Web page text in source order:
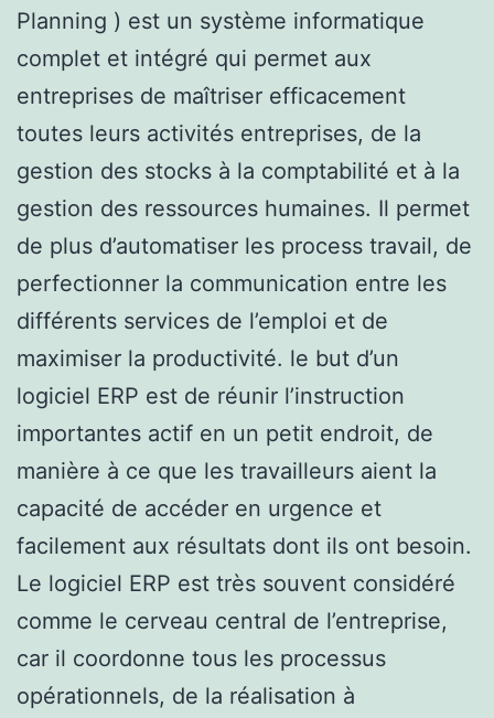
Planning ) est un système informatique
complet et intégré qui permet aux
entreprises de maîtriser efficacement
toutes leurs activités entreprises, de la
gestion des stocks à la comptabilité et à la
gestion des ressources humaines. Il permet
de plus d’automatiser les process travail, de
perfectionner la communication entre les
différents services de l’emploi et de
maximiser la productivité. le but d’un
logiciel ERP est de réunir l’instruction
importantes actif en un petit endroit, de
manière à ce que les travailleurs aient la
capacité de accéder en urgence et
facilement aux résultats dont ils ont besoin.
Le logiciel ERP est très souvent considéré
comme le cerveau central de l’entreprise,
car il coordonne tous les processus
opérationnels, de la réalisation à